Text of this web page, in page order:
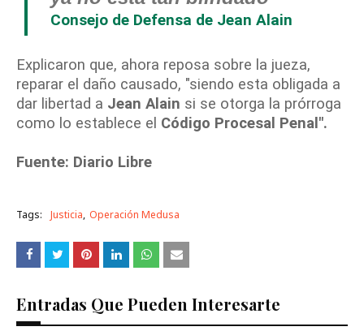
Consejo de Defensa de Jean Alain
Explicaron que, ahora reposa sobre la jueza,
reparar el daño causado, "siendo esta obligada a
dar libertad a Jean Alain si se otorga la prórroga
como lo establece el Código Procesal Penal".
Fuente: Diario Libre
Tags: Justicia Operación Medusa
Entradas Que Pueden Interesarte